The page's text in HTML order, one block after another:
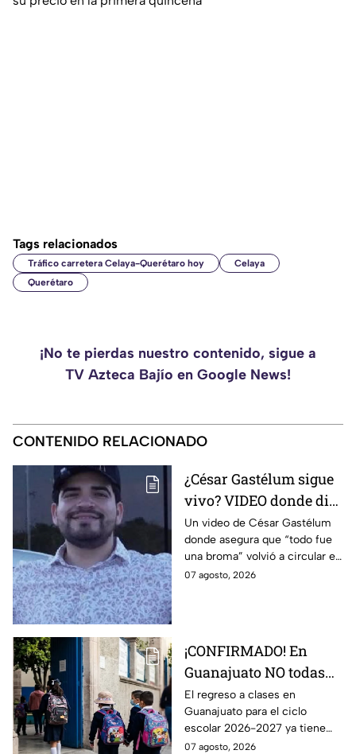
Tags relacionados
Tráfico carretera Celaya-Querétaro hoy
Celaya
Querétaro
¡No te pierdas nuestro contenido, sigue a
TV Azteca Bajío en Google News!
CONTENIDO RELACIONADO
¿César Gastélum sigue
vivo? VIDEO donde dice
que “todo fue una
broma” SE VIRALIZA
en redes; esto se sabe
Un video de César Gastélum
donde asegura que “todo fue
una broma” volvió a circular en
redes sociales y generó dudas
07 agosto, 2026
¡CONFIRMADO! En
Guanajuato NO todas
las escuelas regresan a
clases el 31 de agosto;
esto debes saber
El regreso a clases en
Guanajuato para el ciclo
escolar 2026-2027 ya tiene
fecha, pero no todos los
07 agosto, 2026